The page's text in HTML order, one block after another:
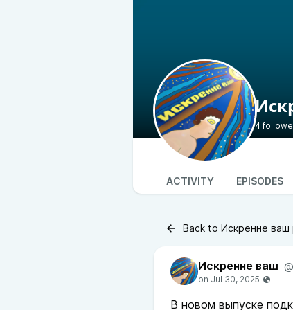
4
ACTIVITY EPISODES
Back to Искренне ваш
Искренне ваш
В новом выпуске